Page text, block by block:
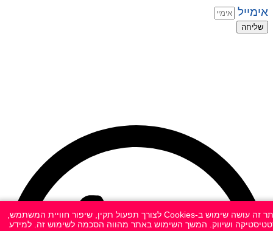
אימייל
שליחה
אתר זה עושה שימוש ב-Cookies לצורך תפעול תקין, שיפור חוויית המשתמש,
ושיווק. המשך השימוש באתר מהווה הסכמה לשימוש זה. למידע